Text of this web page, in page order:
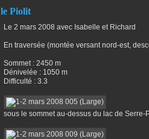
le Piolit
Le 2 mars 2008 avec Isabelle et Richard
En traversée (montée versant nord-est,
Sommet : 2450 m
Dénivelée : 1050 m
Difficulté : 3.3
sous le sommet au-dessus du lac de Serre-